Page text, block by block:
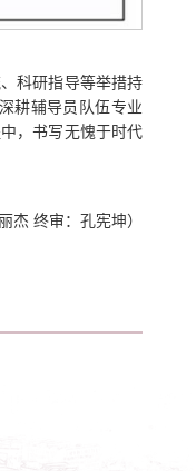
科研指导等举措持
耕辅导员队伍专业
，书写无愧于时代
杰 终审：孔宪坤）